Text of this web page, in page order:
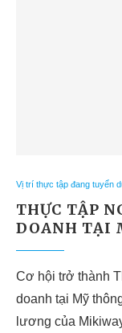
Vị trí thực tập đang tuyển
THỰC TẬP
DOANH TẠI
Cơ hội trở thành
doanh tại Mỹ
lương của